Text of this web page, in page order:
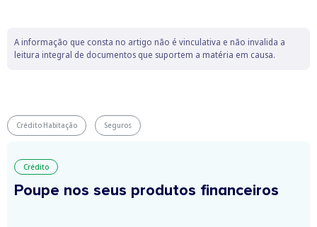
A informação que consta no artigo não é vinculativa e não invalida a
leitura integral de documentos que suportem a matéria em causa.
Crédito Habitação Seguros
Crédito
Poupe nos seus produtos financeiros